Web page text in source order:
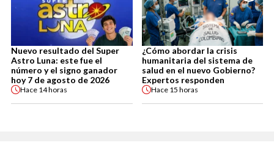
Nuevo resultado del Super
Astro Luna: este fue el
número y el signo ganador
hoy 7 de agosto de 2026
Hace 14 horas
¿Cómo abordar la crisis
humanitaria del sistema de
salud en el nuevo Gobierno?
Expertos responden
Hace 15 horas